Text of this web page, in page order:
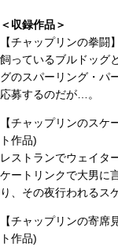
＜収録作品＞
【チャップリンの拳
飼っているブルドッグ
グのスパーリング・パ
応募するのだが…。
【チャップリンのス
ト作品)
レストランでウェイタ
ケートリンクで大男に
り、その夜行われるス
【チャップリンの寄
ト作品)